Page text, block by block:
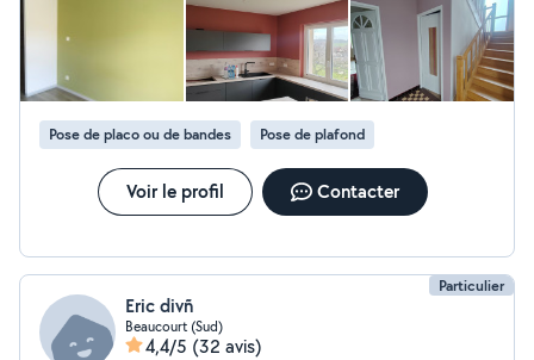
soient totalement finies, Taha N a eu l'amabilité de proposer de
se charger du colmatage des fissures à divers endroits, ainsi
que la peinture du radiateur et de la porte du séjour! C'est une
personne ponctuelle, sérieuse et compétente dans son
domaine. Je recommande...
Pose de placo ou de bandes
Pose de plafond
Voir le profil Contacter
Particulier
Eric divñ
Beaucourt (Sud)
4,4/5 (32 avis)